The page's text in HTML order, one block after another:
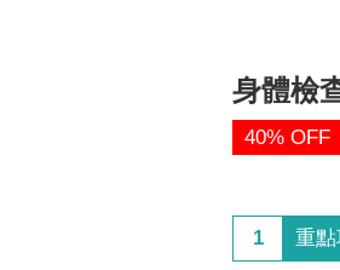
身體檢
40% OFF
1 重點